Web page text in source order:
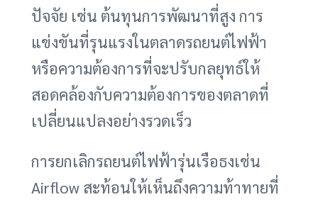
ปัจจัย เช่น ต้นทุนการพัฒนาที่สูง การ
แข่งขันที่รุนแรงในตลาดรถยนต์ไฟฟ้า
หรือความต้องการที่จะปรับกลยุทธ์ให้
สอดคล้องกับความต้องการของตลาดที่
เปลี่ยนแปลงอย่างรวดเร็ว
การยกเลิกรถยนต์ไฟฟ้ารุ่นเรือธงเช่น
Airflow สะท้อนให้เห็นถึงความท้าทายที่